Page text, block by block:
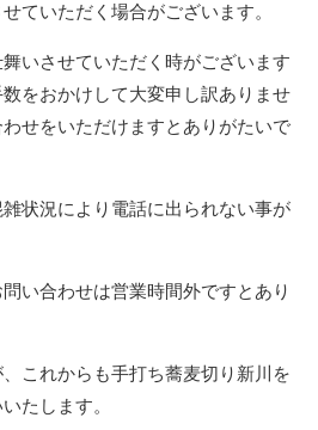
ていただく場合がございます。
いさせていただく時がございます
をおかけして大変申し訳ありませ
せをいただけますとありがたいで
状況により電話に出られない事が
い合わせは営業時間外ですとあり
これからも手打ち蕎麦切り新川を
たします。